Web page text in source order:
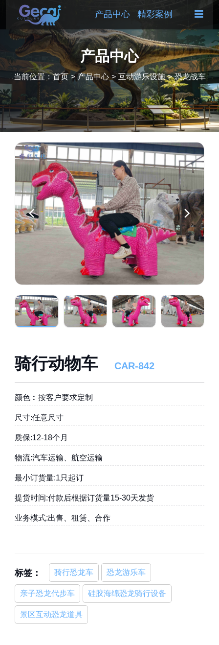
产品中心 精彩案例
产品中心
当前位置：首页 > 产品中心 > 互动游乐设施 > 恐龙战车
骑行动物车 CAR-842
颜色︰按客户要求定制
尺寸:任意尺寸
质保:12-18个月
物流:汽车运输、航空运输
最小订货量:1只起订
提货时间:付款后根据订货量15-30天发货
业务模式:出售、租赁、合作
标签： 骑行恐龙车 恐龙游乐车
亲子恐龙代步车 硅胶海绵恐龙骑行设备
景区互动恐龙道具